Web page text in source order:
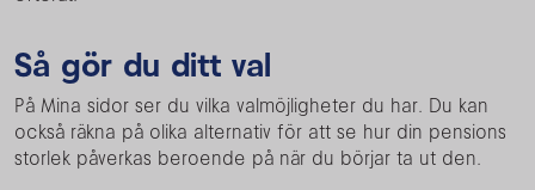
Så gör du ditt val
På Mina sidor ser du vilka valmöjligheter du har. Du kan
också räkna på olika alternativ för att se hur din pensions
storlek påverkas beroende på när du börjar ta ut den.